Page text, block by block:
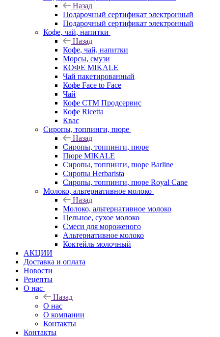
Назад
Подарочный сертификат электронный
Подарочный сертификат электронный
Кофе, чай, напитки
Назад
Кофе, чай, напитки
Морсы, смузи
КОФЕ MIKALE
Чай пакетированный
Кофе Face to Face
Чай
Кофе СТМ Продсервис
Кофе Ricetta
Квас
Сиропы, топпинги, пюре
Назад
Сиропы, топпинги, пюре
Пюре MIKALE
Сиропы, топпинги, пюре Barline
Сиропы Herbarista
Сиропы, топпинги, пюре Royal Cane
Молоко, альтернативное молоко
Назад
Молоко, альтернативное молоко
Цельное, сухое молоко
Смеси для мороженого
Альтернативное молоко
Коктейль молочный
АКЦИИ
Доставка и оплата
Новости
Рецепты
О нас
Назад
О нас
О компании
Контакты
Контакты